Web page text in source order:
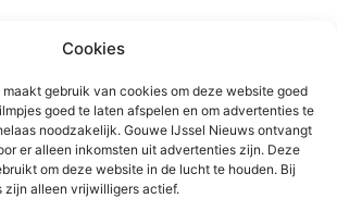
Cookies
gebruik van cookies om deze website goed
goed te laten afspelen en om advertenties te
noodzakelijk. Gouwe IJssel Nieuws ontvangt
er alleen inkomsten uit advertenties zijn. Deze
om deze website in de lucht te houden. Bij
zijn alleen vrijwilligers actief.
de Raad van State uit het
worden afgeleid dat de
aanleg van nog eens 15 extra
noodzakelijk heeft geacht voor de
van het plan. Dit was voor
een argument voor afwijzing.